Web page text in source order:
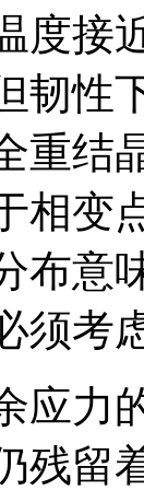
度接
韧
重结
相变
布意
须考
应力
残留